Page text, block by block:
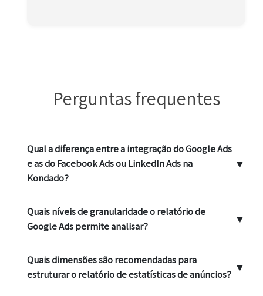
Perguntas frequentes
Qual a diferença entre a integração do Google Ads
e as do Facebook Ads ou LinkedIn Ads na
Kondado?
▼
Quais níveis de granularidade o relatório de
Google Ads permite analisar?
▼
Quais dimensões são recomendadas para
estruturar o relatório de estatísticas de anúncios? ▼